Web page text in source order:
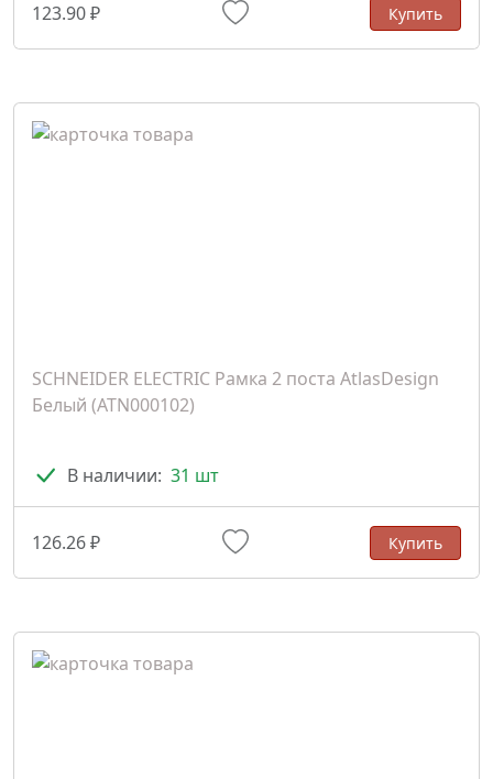
123.90 ₽ Купить
SCHNEIDER ELECTRIC Рамка 2 поста AtlasDesign
Белый (ATN000102)
В наличии: 31 шт
126.26 ₽ Купить